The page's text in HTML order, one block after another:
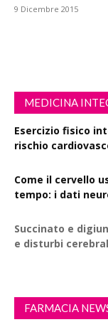
9 Dicembre 2015
MEDICINA
Esercizio fisico
rischio
Come il cervello
tempo: i dati
Succinato e
e disturbi
FARMACIA